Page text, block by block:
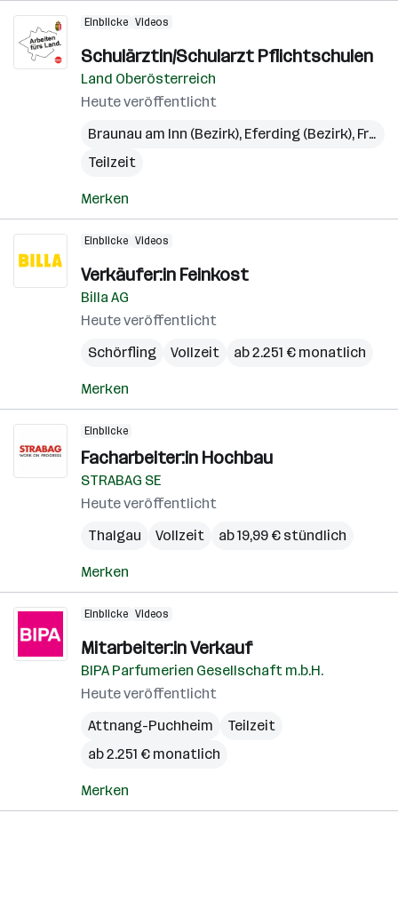
Einblicke Videos
Schulärztin/Schularzt Pflichtschulen
Land Oberösterreich
Heute veröffentlicht
Braunau am Inn (Bezirk), Eferding (Bezirk), Freistadt (Bezirk)
Teilzeit
Merken
Einblicke Videos
Verkäufer:in Feinkost
Billa AG
Heute veröffentlicht
Schörfling
Vollzeit ab 2.251 € monatlich
Merken
Einblicke
Facharbeiter:in Hochbau
STRABAG SE
Heute veröffentlicht
Thalgau
Vollzeit ab 19,99 € stündlich
Merken
Einblicke Videos
Mitarbeiter:in Verkauf
BIPA Parfumerien Gesellschaft m.b.H.
Heute veröffentlicht
Attnang-Puchheim
Teilzeit
ab 2.251 € monatlich
Merken